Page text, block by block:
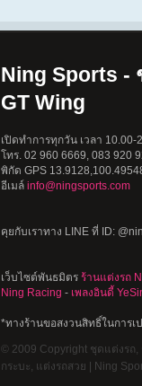
Ning Sports -
GT Wing
เปิดทำการทุกวัน เวลา
โทร. 02 960 6669, 083 920
พิกัด GPS
อีเมล์ info@ningsports.com
คุยกับเราทาง LINE ที่ ID:
เว็บไซต์พันธมิตร ร้านแต่งรถ
Ning Racing - เพลงอินดี้
*ทางร้านขอสงวนสิทธิ์ในการ
© 2009 Copyright ชุดแต่งรถ,
กระบะ, แต่งรถสวย | Ning